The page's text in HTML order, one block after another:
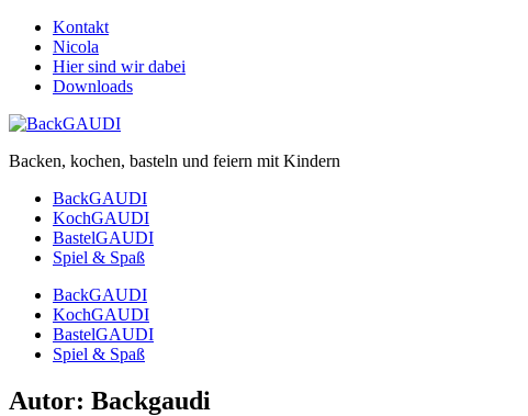
Kontakt
Nicola
Hier sind wir dabei
Downloads
Backen, kochen, basteln und feiern mit Kindern
BackGAUDI
KochGAUDI
BastelGAUDI
Spiel & Spaß
BackGAUDI
KochGAUDI
BastelGAUDI
Spiel & Spaß
Autor: Backgaudi